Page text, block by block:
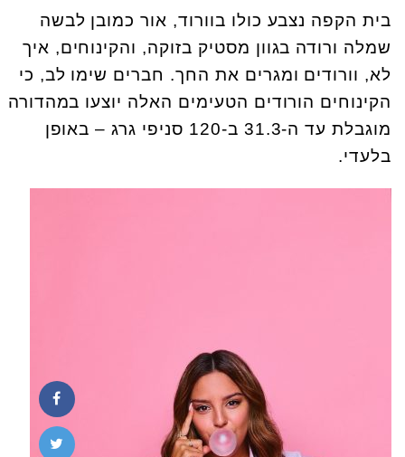
בית הקפה נצבע כולו בוורוד, אור כמובן לבשה
שמלה ורודה בגוון מסטיק בזוקה, והקינוחים, איך
לא, וורודים ומגרים את החך. חברים שימו לב, כי
הקינוחים הורודים הטעימים האלה יוצעו במהדורה
מוגבלת עד ה-31.3 ב-120 סניפי גרג – באופן
בלעדי.